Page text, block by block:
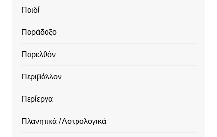
Παιδί
Παράδοξο
Παρελθόν
Περιβάλλον
Περίεργα
Πλανητικά / Αστρολογικά